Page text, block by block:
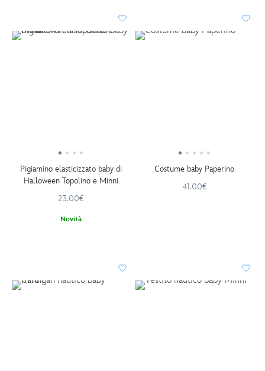
Pigiamino elasticizzato baby di
Halloween Topolino e Minni
23.00€
Novità
Costume baby Paperino
41.00€